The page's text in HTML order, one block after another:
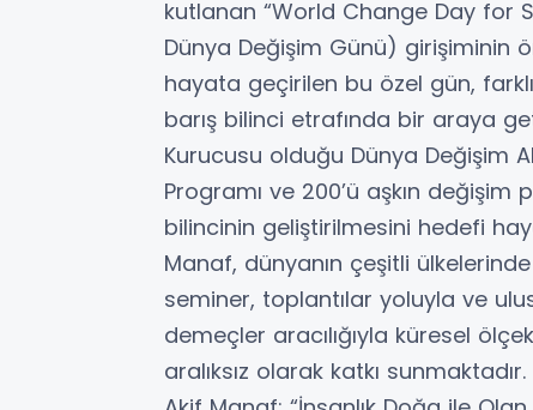
kutlanan “World Change Day for
Dünya Değişim Günü) girişiminin
hayata geçirilen bu özel gün,
barış bilinci etrafında bir araya
Kurucusu olduğu Dünya Değişim
Programı ve 200’ü aşkın değişim
bilincinin geliştirilmesini hedefi
Manaf, dünyanın çeşitli
seminer, toplantılar yoluyla ve
demeçler aracılığıyla küresel
aralıksız olarak katkı sunmaktadır.